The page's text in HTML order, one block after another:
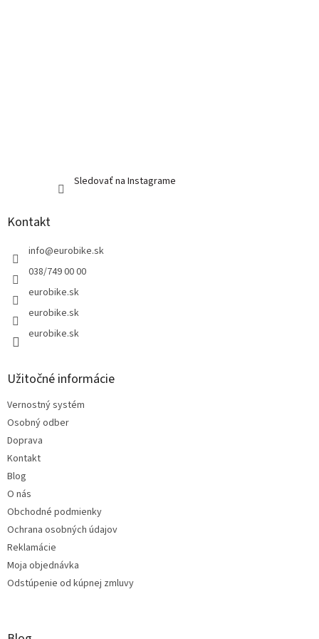
Sledovať na Instagrame
Kontakt
info@eurobike.sk
038/749 00 00
eurobike.sk
eurobike.sk
eurobike.sk
Užitočné informácie
Vernostný systém
Osobný odber
Doprava
Kontakt
Blog
O nás
Obchodné podmienky
Ochrana osobných údajov
Reklamácie
Moja objednávka
Odstúpenie od kúpnej zmluvy